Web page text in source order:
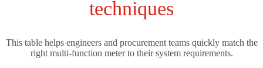
techniques
This table helps engineers and procurement teams quickly match the
right multi-function meter to their system requirements.